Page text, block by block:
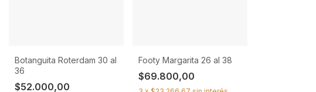
Botanguita Roterdam 30 al
36
$52.000,00
Footy Margarita 26 al 38
$69.800,00